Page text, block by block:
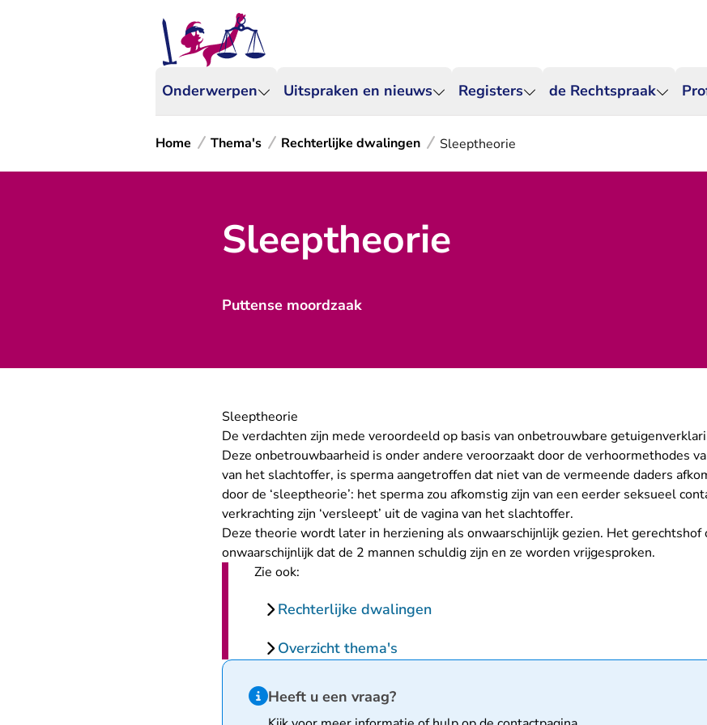
Onderwerpen Uitspraken en nieuws Registers de Rechtspraak
Home Thema's Rechterlijke dwalingen Sleeptheorie
Sleeptheorie
Puttense moordzaak
Sleeptheorie
De verdachten zijn mede veroordeeld op basis van onbetrouwbare
Deze onbetrouwbaarheid is onder andere veroorzaakt door de verhoormethodes
van het slachtoffer, is sperma aangetroffen dat niet van de vermeende daders
door de ‘sleeptheorie’: het sperma zou afkomstig zijn van een eerder seksueel
verkrachting zijn ‘versleept’ uit de vagina van het slachtoffer.
Deze theorie wordt later in herziening als onwaarschijnlijk gezien. Het
onwaarschijnlijk dat de 2 mannen schuldig zijn en ze worden vrijgesproken.
Zie ook:
Rechterlijke dwalingen
Overzicht thema's
Hint van type informatie
Heeft u een vraag?